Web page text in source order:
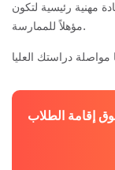
مهنية رئيسية لتكون
مؤهلاً للممارسة.
إقامة الطلاب